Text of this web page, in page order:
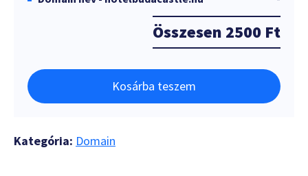
Összesen 2500 Ft
Kosárba teszem
Kategória: Domain